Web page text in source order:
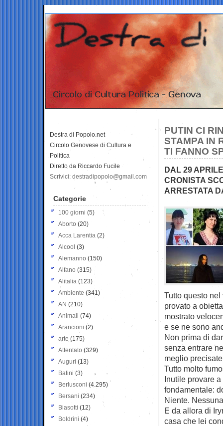
PUTIN CI
STAMPA IN
TI FANNO
DAL 29
CRONISTA
ARRESTATA
Tutto questo
provato a
mostrato
e se ne sono
Non prima di
senza entrare
meglio
Tutto molto
Inutile provare
fondamentale:
Niente.
E da allora di
casa che lei
Destra di Popolo.net
Circolo Genovese di Cultura e
Politica
Diretto da Riccardo Fucile
Scrivici: destradipopolo@gmail.com
Categorie
100 giorni (5)
Aborto (20)
Acca Larentia (2)
Alcool (3)
Alemanno (150)
Alfano (315)
Alitalia (123)
Ambiente (341)
AN (210)
Animali (74)
Arancioni (2)
arte (175)
Attentato (329)
Auguri (13)
Batini (3)
Berlusconi (4.295)
Bersani (234)
Biasotti (12)
Boldrini (4)